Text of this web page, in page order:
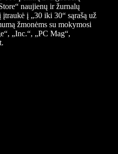
naujienų ir žurnalų
į „30 iki 30“ sąrašą už
žmonėms su mokymosi
„Inc.“, „PC Mag“,